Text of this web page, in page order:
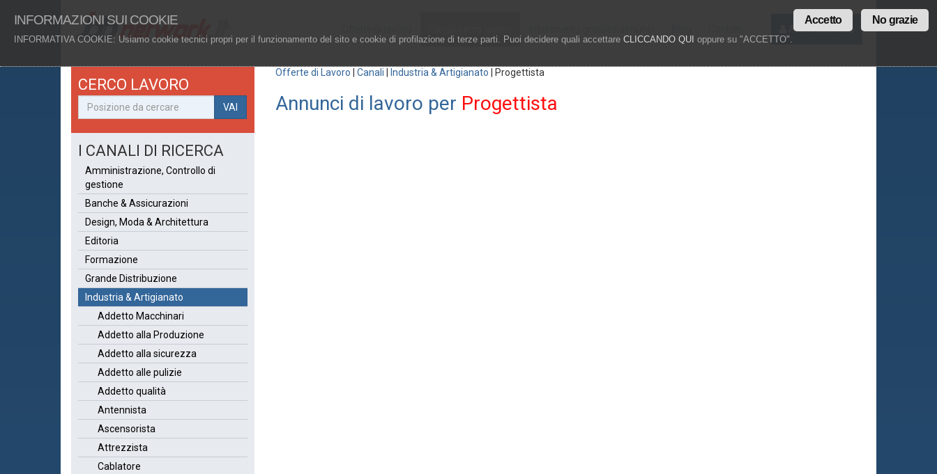
Area Riservata
Offerte di Lavoro Canali Industria & Artigianato Progettista
Annunci di lavoro per Progettista
CERCO LAVORO
VAI
I CANALI DI RICERCA
Amministrazione, Controllo di
gestione
Banche & Assicurazioni
Design, Moda & Architettura
Editoria
Formazione
Grande Distribuzione
Industria & Artigianato
Addetto Macchinari
Addetto alla Produzione
Addetto alla sicurezza
Addetto alle pulizie
Addetto qualità
Antennista
Ascensorista
Attrezzista
Cablatore
INFORMAZIONI SUI COOKIE
INFORMATIVA COOKIE: Usiamo cookie tecnici propri per il funzionamento del sito e cookie di profilazione di terze parti. Puoi decidere quali accettare CLICCANDO QUI oppure su "ACCETTO".
No grazie
Accetto